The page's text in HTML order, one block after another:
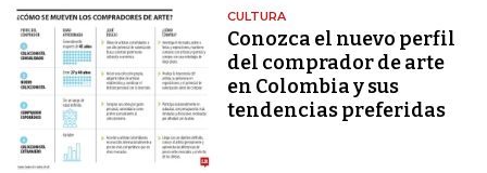
CULTURA
Conozca el nuevo perfil
del comprador de arte
en Colombia y sus
tendencias preferidas